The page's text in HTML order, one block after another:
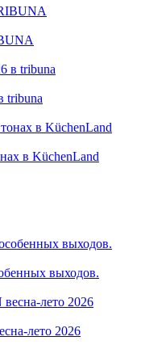
tribuna
в KüchenLand
выходов.
лето 2026